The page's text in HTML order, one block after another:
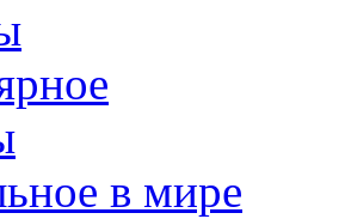
в мире